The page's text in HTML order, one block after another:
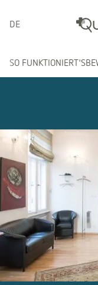
DEUTSCH
SO FUNKTIONIERT'S